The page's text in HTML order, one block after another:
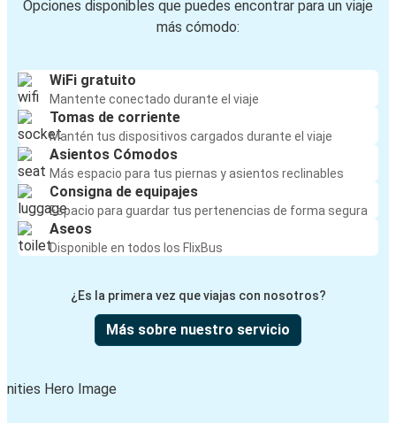
Opciones disponibles que puedes encontrar para un viaje
más cómodo:
WiFi gratuito
Mantente conectado durante el viaje
Tomas de corriente
Mantén tus dispositivos cargados durante el viaje
Asientos Cómodos
Más espacio para tus piernas y asientos reclinables
Consigna de equipajes
Espacio para guardar tus pertenencias de forma segura
Aseos
Disponible en todos los FlixBus
¿Es la primera vez que viajas con nosotros?
Más sobre nuestro servicio